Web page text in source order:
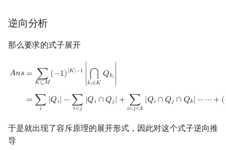
逆向分析
那么要求的式子展开
𝐴𝑛𝑠 = ∑
𝐾⊆𝑀
(−1)|𝐾|−1
𝑘𝑖∈𝐾
𝑄𝑘𝑖
= ∑
𝑖
|𝑄𝑖| − ∑
𝑖<𝑗
|𝑄𝑖 ∩𝑄𝑗| + ∑
𝑖<𝑗<𝑘
|𝑄𝑖 ∩𝑄𝑗 ∩ 𝑄𝑘| − ⋯ + (
⊆M( | 1
于是就出现了容斥原理的展开形式，因此对这个式子逆向推
导